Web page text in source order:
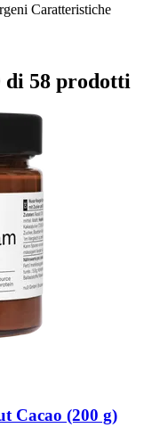
Caratteristiche
di 58 prodotti
Cacao (200 g)